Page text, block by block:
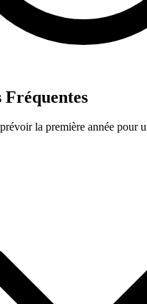
Fréquentes
la première année pour